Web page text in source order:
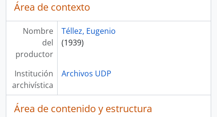
Área de contexto
Nombre
del
productor
Téllez, Eugenio
(1939)
Institución
archivística
Archivos UDP
Área de contenido y estructura